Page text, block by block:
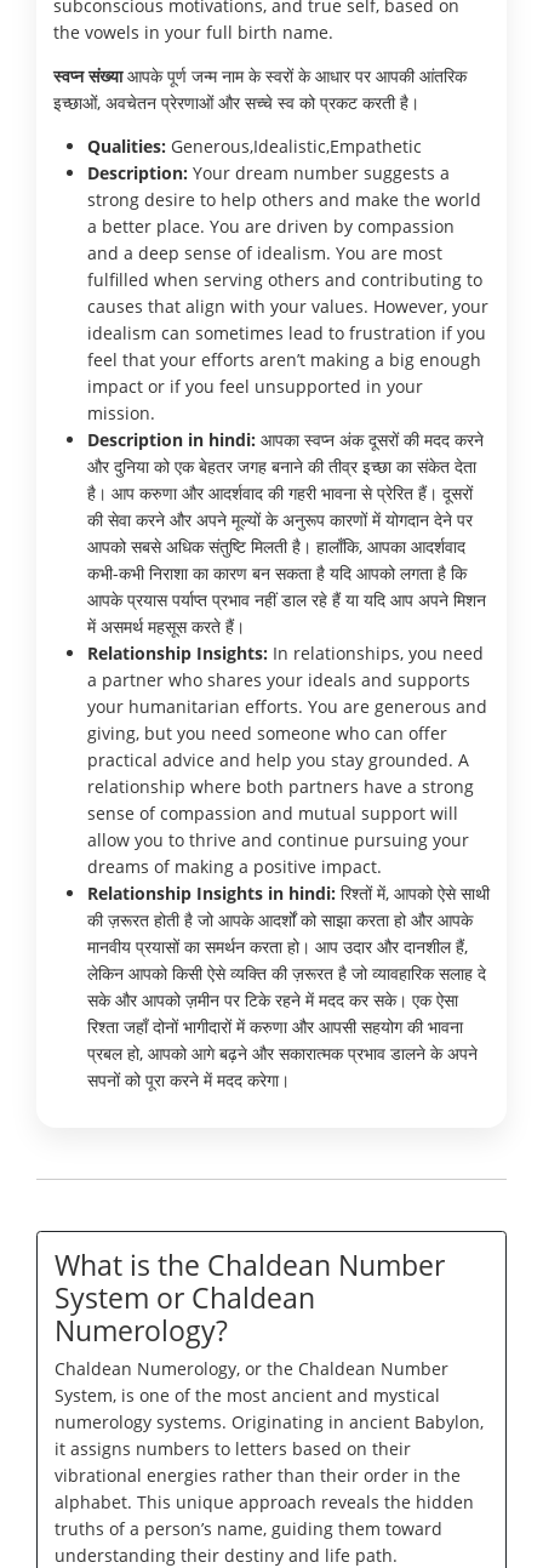
subconscious motivations, and true self, based on
the vowels in your full birth name.
स्वप्न संख्याआपके पूर्ण जन्म नाम के स्वरों के आधार पर आपकी आंतरिक
इच्छाओं, अवचेतन प्रेरणाओं और सच्चे स्व को प्रकट करती है।
Qualities: Generous,Idealistic,Empathetic
Description: Your dream number suggests a
strong desire to help others and make the world
a better place. You are driven by compassion
and a deep sense of idealism. You are most
fulfilled when serving others and contributing to
causes that align with your values. However, your
idealism can sometimes lead to frustration if you
feel that your efforts aren’t making a big enough
impact or if you feel unsupported in your
mission.
Description in hindi: आपका स्वप्न अंक दूसरों की मदद करने
और दुनिया को एक बेहतर जगह बनाने की तीव्र इच्छा का संकेत देता
है। आप करुणा और आदर्शवाद की गहरी भावना से प्रेरित हैं। दूसरों
की सेवा करने और अपने मूल्यों के अनुरूप कारणों में योगदान देने पर
आपको सबसे अधिक संतुष्टि मिलती है। हालाँकि, आपका आदर्शवाद
कभी-कभी निराशा का कारण बन सकता है यदि आपको लगता है कि
आपके प्रयास पर्याप्त प्रभाव नहीं डाल रहे हैं या यदि आप अपने मिशन
में असमर्थ महसूस करते हैं।
Relationship Insights: In relationships, you need
a partner who shares your ideals and supports
your humanitarian efforts. You are generous and
giving, but you need someone who can offer
practical advice and help you stay grounded. A
relationship where both partners have a strong
sense of compassion and mutual support will
allow you to thrive and continue pursuing your
dreams of making a positive impact.
Relationship Insights in hindi: रिश्तों में, आपको ऐसे साथी
की ज़रूरत होती है जो आपके आदर्शों को साझा करता हो और आपके
मानवीय प्रयासों का समर्थन करता हो। आप उदार और दानशील हैं,
लेकिन आपको किसी ऐसे व्यक्ति की ज़रूरत है जो व्यावहारिक सलाह दे
सके और आपको ज़मीन पर टिके रहने में मदद कर सके। एक ऐसा
रिश्ता जहाँ दोनों भागीदारों में करुणा और आपसी सहयोग की भावना
प्रबल हो, आपको आगे बढ़ने और सकारात्मक प्रभाव डालने के अपने
सपनों को पूरा करने में मदद करेगा।
What is the Chaldean Number
System or Chaldean
Numerology?
Chaldean Numerology, or the Chaldean Number
System, is one of the most ancient and mystical
numerology systems. Originating in ancient Babylon,
it assigns numbers to letters based on their
vibrational energies rather than their order in the
alphabet. This unique approach reveals the hidden
truths of a person’s name, guiding them toward
understanding their destiny and life path.